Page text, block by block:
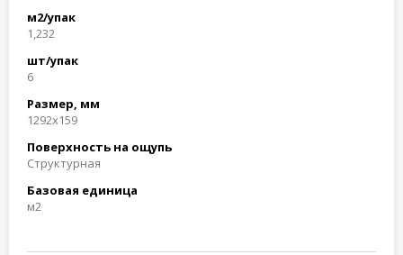
м2/упак
1,232
шт/упак
6
Размер, мм
1292х159
Поверхность на ощупь
Структурная
Базовая единица
м2